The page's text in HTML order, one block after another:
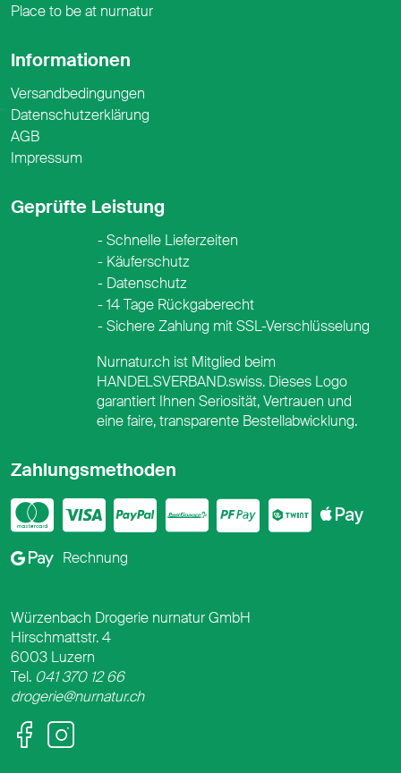
Place to be at nurnatur
Informationen
Versandbedingungen
Datenschutzerklärung
AGB
Impressum
Geprüfte Leistung
Schnelle Lieferzeiten
Käuferschutz
Datenschutz
14 Tage Rückgaberecht
Sichere Zahlung mit SSL-Verschlüsselung
Zahlungsmethoden
Mastercard
VisaPayPal
PostFinance
Twint
Google Pay
Rechnung
Nurnatur.ch ist Mitglied beim
HANDELSVERBAND.swiss. Dieses Logo
garantiert Ihnen Seriosität, Vertrauen und
eine faire, transparente Bestellabwicklung.
Facebook
Instagram
Würzenbach Drogerie nurnatur GmbH
Hirschmattstr. 4
6003 Luzern
Tel. 041 370 12 66
drogerie@nurnatur.ch